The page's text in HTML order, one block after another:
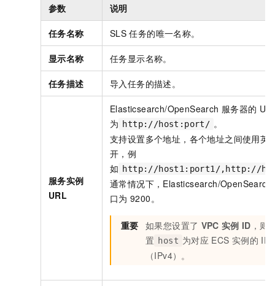
参数 说明
任务名称 SLS 任务的唯一名称。
显示名称 任务显示名称。
任务描述 导入任务的描述。
服务实例
URL
Elasticsearch/OpenSearch 服务器的
为 http://host:port/ 。
支持设置多个地址，各个地址之间使用英
开，例
如 http://host1:port1/,http://
通常情况下，Elasticsearch/OpenSearch
口为 9200。
重要 如果您设置了 VPC 实例 ID ，则
置 host 为对应 ECS 实例的 IP
（IPv4）。